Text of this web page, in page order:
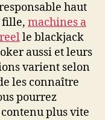
haut
fille, machines a
le blackjack
aussi et leurs
varient selon
les connaître
pourrez
plus vite